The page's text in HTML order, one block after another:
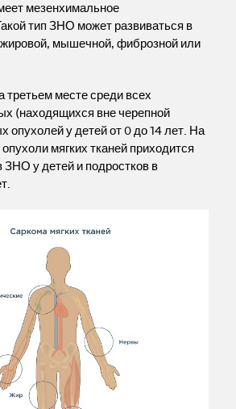
мезенхимальное
тип ЗНО может развиваться в
мышечной, фиброзной или
месте среди всех
(находящихся вне черепной
опухолей у детей от 0 до 14 лет. На
мягких тканей приходится
ЗНО у детей и подростков в